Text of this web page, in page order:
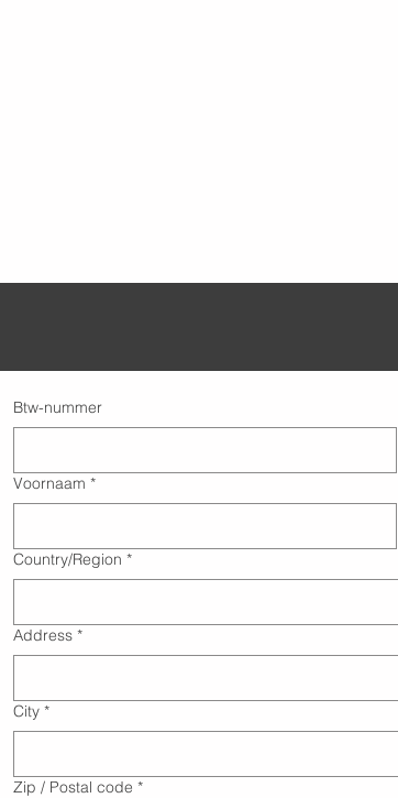
Btw-nummer
Voornaam *
Adres met meerdere regels
Country/Region *
Address *
City *
Zip / Postal code *